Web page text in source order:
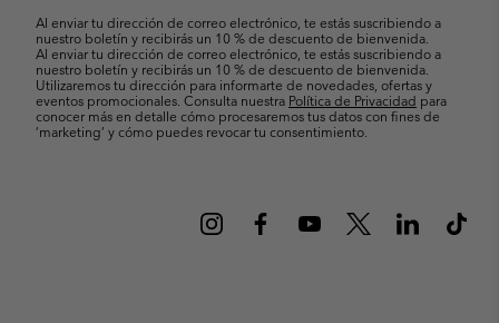
Al enviar tu dirección de correo electrónico, te estás suscribiendo a
nuestro boletín y recibirás un 10 % de descuento de bienvenida.
Al enviar tu dirección de correo electrónico, te estás suscribiendo a
nuestro boletín y recibirás un 10 % de descuento de bienvenida.
Utilizaremos tu dirección para informarte de novedades, ofertas y
eventos promocionales. Consulta nuestra Política de Privacidad para
conocer más en detalle cómo procesaremos tus datos con fines de
’marketing’ y cómo puedes revocar tu consentimiento.